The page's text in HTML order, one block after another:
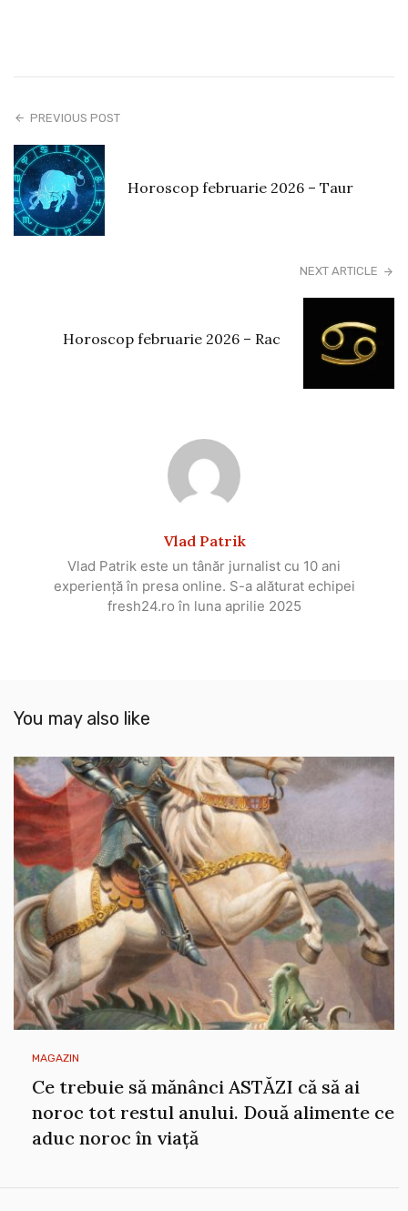
PREVIOUS POST
Horoscop februarie 2026 – Taur
NEXT ARTICLE
Horoscop februarie 2026 – Rac
Vlad Patrik
Vlad Patrik este un tânăr jurnalist cu 10 ani
experiență în presa online. S-a alăturat echipei
fresh24.ro în luna aprilie 2025
You may also like
MAGAZIN
Ce trebuie să mănânci ASTĂZI că să ai
noroc tot restul anului. Două alimente ce
aduc noroc în viață